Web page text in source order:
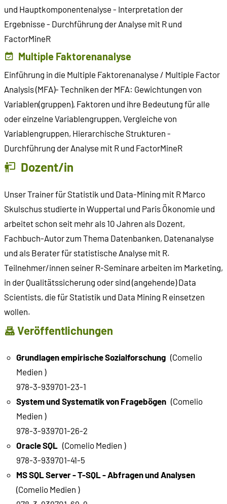
und Hauptkomponentenalyse - Interpretation der
Ergebnisse - Durchführung der Analyse mit R und
FactorMineR
Multiple Faktorenanalyse
Einführung in die Multiple Faktorenanalyse / Multiple Factor
Analysis (MFA)- Techniken der MFA: Gewichtungen von
Variablen(gruppen), Faktoren und ihre Bedeutung für alle
oder einzelne Variablengruppen, Vergleiche von
Variablengruppen, Hierarchische Strukturen -
Durchführung der Analyse mit R und FactorMineR
Dozent/in
Unser Trainer für Statistik und Data-Mining mit R Marco
Skulschus studierte in Wuppertal und Paris Ökonomie und
arbeitet schon seit mehr als 10 Jahren als Dozent,
Fachbuch-Autor zum Thema Datenbanken, Datenanalyse
und als Berater für statistische Analyse mit R.
Teilnehmer/innen seiner R-Seminare arbeiten im Marketing,
in der Qualitätssicherung oder sind (angehende) Data
Scientists, die für Statistik und Data Mining R einsetzen
wollen.
Veröffentlichungen
Grundlagen empirische Sozialforschung (Comelio
Medien )
978-3-939701-23-1
System und Systematik von Fragebögen (Comelio
Medien )
978-3-939701-26-2
Oracle SQL
(Comelio Medien )
978-3-939701-41-5
MS SQL Server - T-SQL - Abfragen und Analysen
(Comelio Medien )